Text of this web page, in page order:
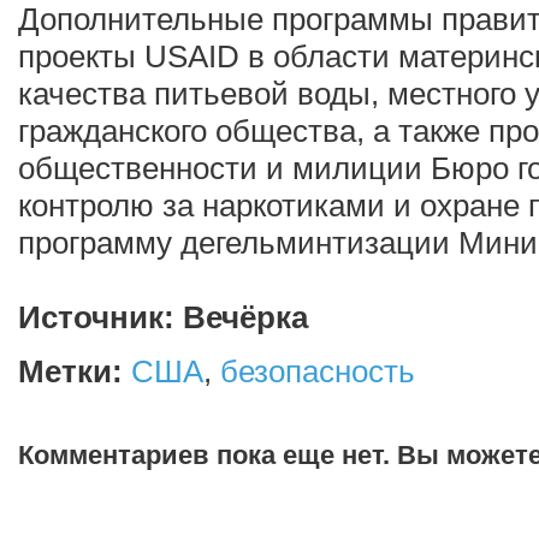
Дополнительные программы
проекты USAID в области
качества питьевой воды, местного
гражданского общества, а также
общественности и милиции Бюро
контролю за наркотиками и охране
программу дегельминтизации
Источник: Вечёрка
Метки: США, безопасность
Комментариев пока еще нет. Вы